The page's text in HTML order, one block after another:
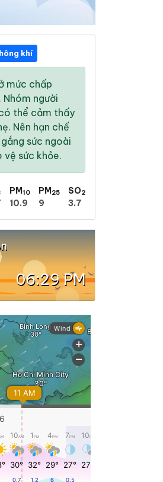
26 ° /
khí
mức chấp
Nhóm người
thể cảm thấy
Nên hạn chế
sức ngoài
sức khỏe.
PM10
10.9
PM25
9
SO2
3.7
06:29 PM